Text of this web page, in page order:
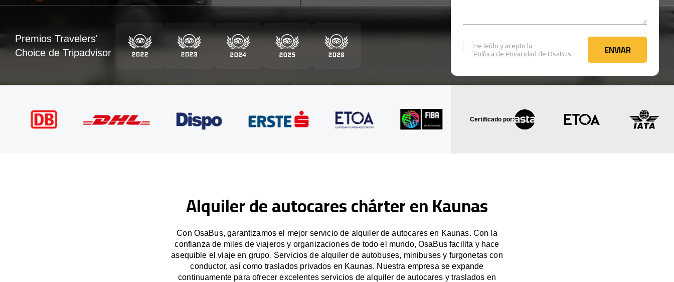
He leído y acepto la
Política de Privacidadde OsaBus. ENVIAR
ENVIAR
Premios Travelers'
Choice de Tripadvisor
Certificado por:
Alquiler de autocares chárter en Kaunas
Con OsaBus, garantizamos el mejor servicio de alquiler de autocares en Kaunas. Con la
confianza de miles de viajeros y organizaciones de todo el mundo, OsaBus facilita y hace
asequible el viaje en grupo. Servicios de alquiler de autobuses, minibuses y furgonetas con
conductor, así como traslados privados en Kaunas. Nuestra empresa se expande
continuamente para ofrecer excelentes servicios de alquiler de autocares y traslados en